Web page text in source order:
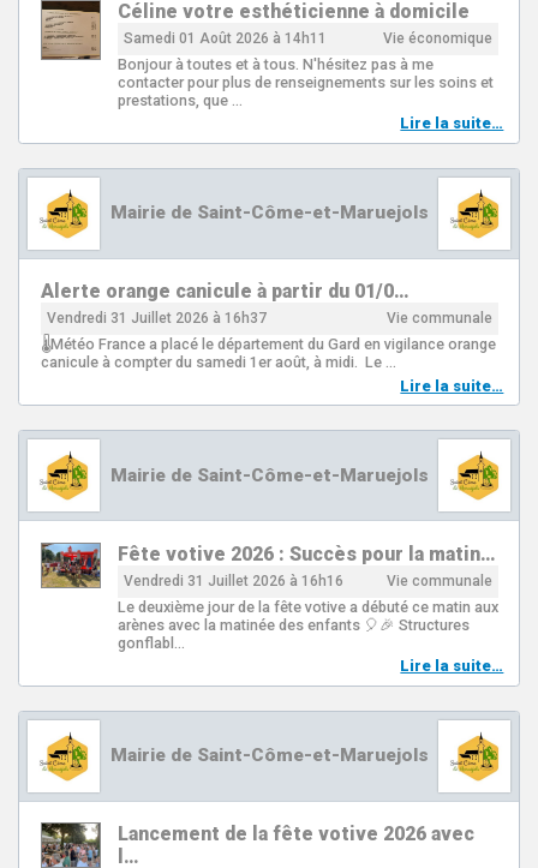
Céline votre esthéticienne à domicile
Samedi 01 Août 2026 à 14h11 Vie économique
Bonjour à toutes et à tous. N'hésitez pas à me
contacter pour plus de renseignements sur les soins et
prestations, que …
Lire la suite…
Mairie de Saint-Côme-et-Maruejols
Alerte orange canicule à partir du 01/0…
Vendredi 31 Juillet 2026 à 16h37 Vie communale
🌡Météo France a placé le département du Gard en vigilance orange
canicule à compter du samedi 1er août, à midi. Le …
Lire la suite…
Mairie de Saint-Côme-et-Maruejols
Fête votive 2026 : Succès pour la matin…
Vendredi 31 Juillet 2026 à 16h16 Vie communale
Le deuxième jour de la fête votive a débuté ce matin aux
arènes avec la matinée des enfants 🎈🎉 Structures
gonflabl…
Lire la suite…
Mairie de Saint-Côme-et-Maruejols
Lancement de la fête votive 2026 avec
l…